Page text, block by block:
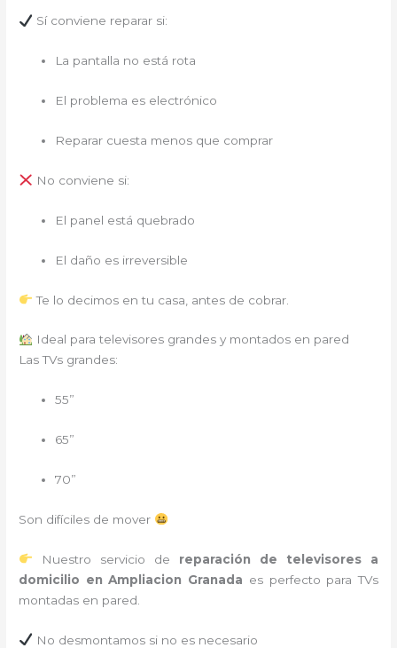
Sí conviene reparar si:
La pantalla no está rota
El problema es electrónico
Reparar cuesta menos que comprar
No conviene si:
El panel está quebrado
El daño es irreversible
Te lo decimos en tu casa, antes de cobrar.
Ideal para televisores grandes y montados en pared
Las TVs grandes:
55”
65”
70”
Son difíciles de mover
Nuestro servicio de reparación de televisores a
domicilio en Ampliacion Granada es perfecto para TVs
montadas en pared.
No desmontamos si no es necesario